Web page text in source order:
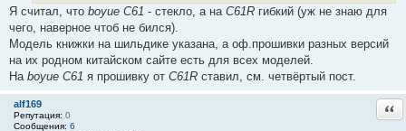
Я считал, что boyue C61 - стекло, а на С61R гибкий (уж не знаю для
чего, наверное чтоб не бился).
Модель книжки на шильдике указана, а оф.прошивки разных версий
на их родном китайском сайте есть для всех моделей.
На boyue C61 я прошивку от С61R ставил, см. четвёртый пост.
alf169
Репутация: 0
Сообщения: 6